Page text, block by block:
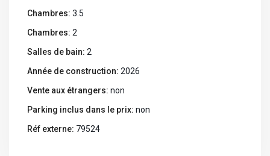
Chambres: 3.5
Chambres: 2
Salles de bain: 2
Année de construction: 2026
Vente aux étrangers: non
Parking inclus dans le prix: non
Réf externe: 79524